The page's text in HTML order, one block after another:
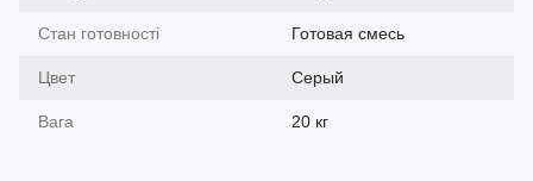
Стан готовності Готовая смесь
Цвет Серый
Вага 20 кг